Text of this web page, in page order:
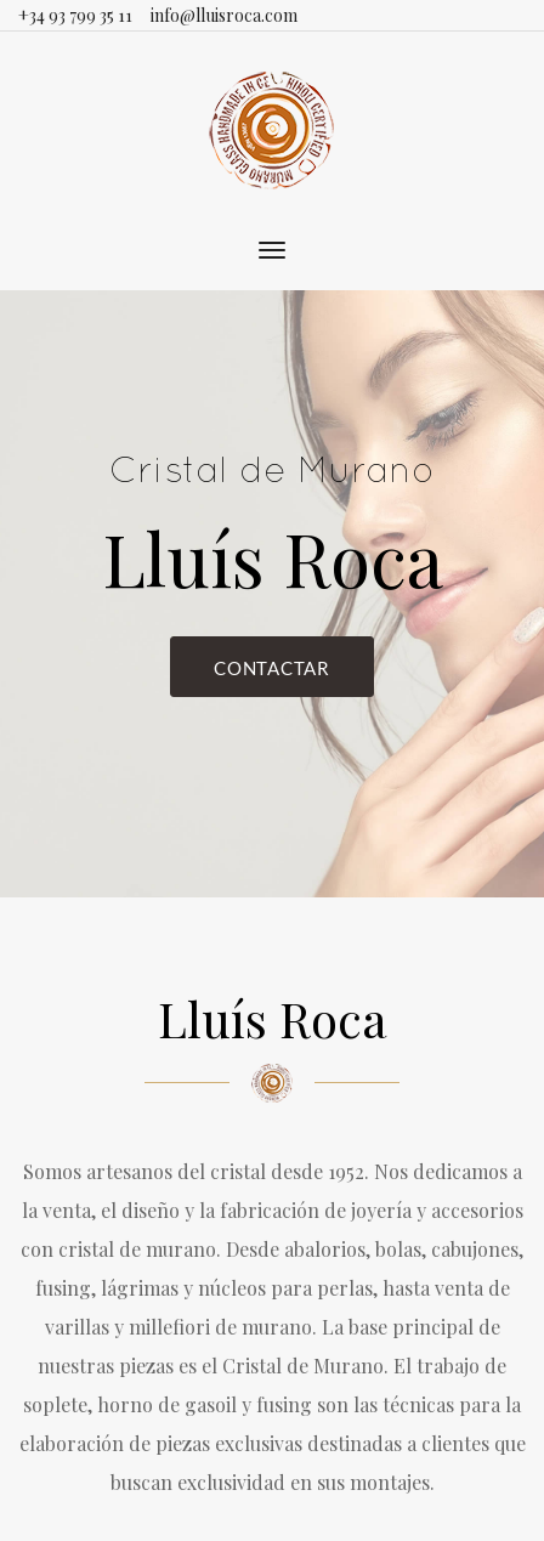
+34 93 799 35 11 info@lluisroca.com
Toggle
main
navigation
Lluís Roca
Somos artesanos del cristal desde 1952. Nos dedicamos a
la venta, el diseño y la fabricación de joyería y accesorios
con cristal de murano. Desde abalorios, bolas, cabujones,
fusing, lágrimas y núcleos para perlas, hasta venta de
varillas y millefiori de murano. La base principal de
nuestras piezas es el Cristal de Murano. El trabajo de
soplete, horno de gasoil y fusing son las técnicas para la
elaboración de piezas exclusivas destinadas a clientes que
buscan exclusividad en sus montajes.